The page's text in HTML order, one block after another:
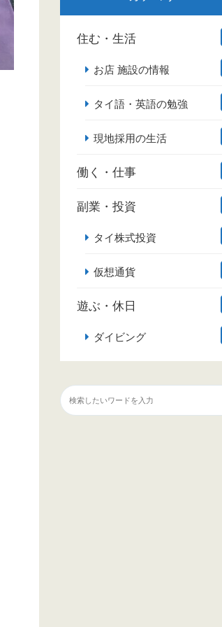
住む・生活
お店 施設の情報
タイ語・英語の勉強
現地採用の生活
働く・仕事
副業・投資
タイ株式投資
仮想通貨
遊ぶ・休日
ダイビング